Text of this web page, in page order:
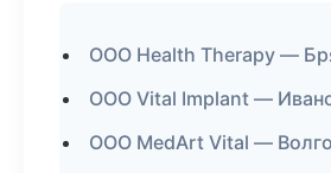
ООО Health Therapy —
ООО Vital Implant —
ООО MedArt Vital —